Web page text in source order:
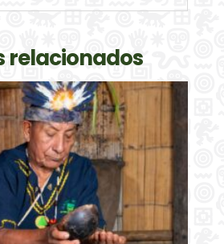
relacionados